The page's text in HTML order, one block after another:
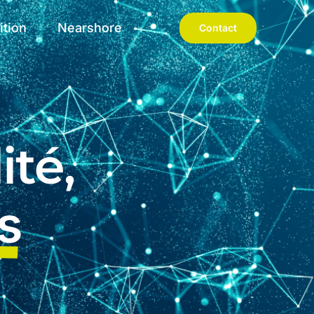
Nearshore Contact